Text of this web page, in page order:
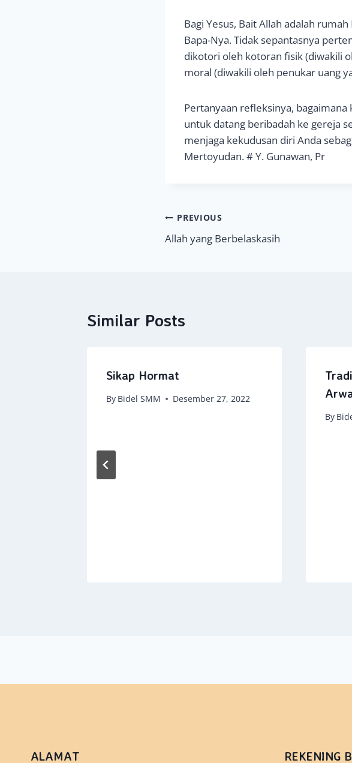
Bagi Yesus, Bait Allah adalah
Bapa-Nya. Tidak sepantasnya
dikotori oleh kotoran fisik (diwakili
moral (diwakili oleh penukar uang
Pertanyaan refleksinya,
untuk datang beribadah ke gereja
menjaga kekudusan diri Anda
Mertoyudan. # Y. Gunawan, Pr
Navigasi
pos
PREVIOUS
Allah yang Berbelaskasih
Similar Posts
Sikap Hormat
By Bidel SMM Desember 27, 2022
By
ALAMAT REKENING